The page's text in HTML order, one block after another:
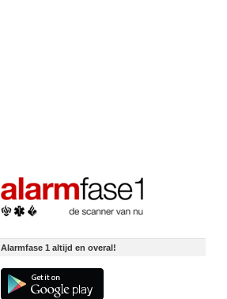
Alarmfase 1 altijd en overal!